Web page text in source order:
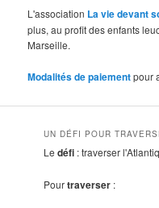
L'association La vie devant
plus, au profit des enfants
Marseille.
Modalités de paiementpour
UN DÉFI POUR
Ledéfi : traverser
Pourtraverser :